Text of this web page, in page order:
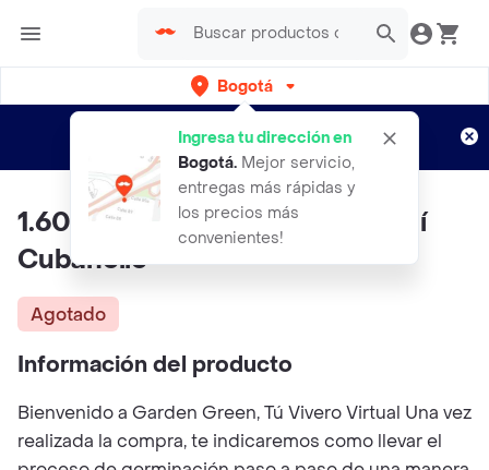
Bogotá
Ingresa tu dirección en
Bogotá. Mejor servicio,
entregas más rápidas y
los precios más
convenientes!
envíos gratis por semanas
Aplican TyC
1.600 Semillas Orgánicas De Ají
Cubanelle
Agotado
Información del producto
Bienvenido a Garden Green, Tú Vivero Virtual Una vez
realizada la compra, te indicaremos como llevar el